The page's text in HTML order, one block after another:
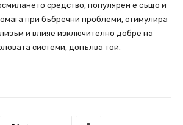
средство, популярен е също и
при бъбречни проблеми, стимулира
и влияе изключително добре на
системи, допълва той.